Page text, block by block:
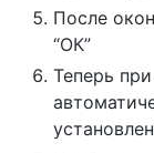
После
“ОК”
Теперь